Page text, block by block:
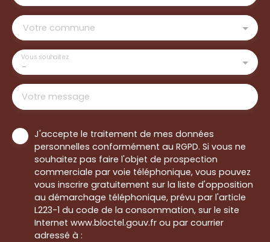
Votre commune
-
Vous souhaitez
Votre message
J'accepte le traitement de mes données
personnelles conformément au RGPD. Si vous ne
souhaitez pas faire l'objet de prospection
commerciale par voie téléphonique, vous pouvez
vous inscrire gratuitement sur la liste d'opposition
au démarchage téléphonique, prévu par l'article
L223-1 du code de la consommation, sur le site
Internet www.bloctel.gouv.fr ou par courrier
adressé à :